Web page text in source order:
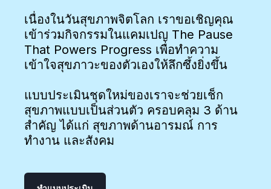
เนื่องในวันสุขภาพจิตโลก เราขอเชิญคุณ
เข้าร่วมกิจกรรมในแคมเปญ The Pause
That Powers Progress เพื่อทำความ
เข้าใจสุขภาวะของตัวเองให้ลึกซึ้งยิ่งขึ้น
แบบประเมินชุดใหม่ของเราจะช่วยเช็ก
สุขภาพแบบเป็นส่วนตัว ครอบคลุม 3 ด้าน
สำคัญ ได้แก่ สุขภาพด้านอารมณ์ การ
ทำงาน และสังคม